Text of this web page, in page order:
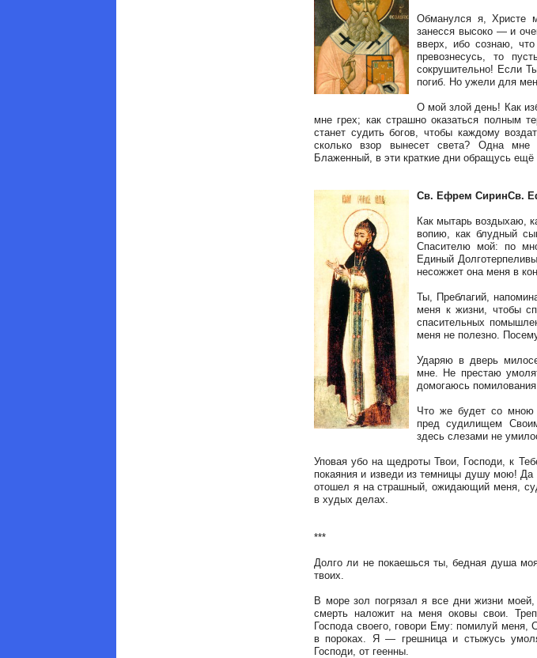
Обманулся я, Христе
занесся высоко — и
вверх, ибо сознаю,
превознесусь, то
сокрушительно! Если
погиб. Но ужели для
О мой злой день! Как
мне грех; как страшно оказаться полным
станет судить богов, чтобы каждому
сколько взор вынесет света? Одна
Блаженный, в эти краткие дни обращусь ещё
Св. Ефрем СиринСв.
Как мытарь воздыхаю,
вопию, как блудный
Спасителю мой: по
Единый
несожжет она меня в
Ты, Преблагий,
меня к жизни, чтобы
спасительных
меня не полезно.
Ударяю в дверь
мне. Не престаю
домогаюсь
Что же будет со мною
пред судилищем
здесь слезами не
Уповая убо на щедроты Твои, Господи, к
покаяния и изведи из темницы душу мою!
отошел я на страшный, ожидающий меня,
в худых делах.
***
Долго ли не покаешься ты, бедная душа
твоих.
В море зол погрязал я все дни жизни
смерть наложит на меня оковы свои.
Господа своего, говори Ему: помилуй
в пороках. Я — грешница и стыжусь
Господи, от геенны.